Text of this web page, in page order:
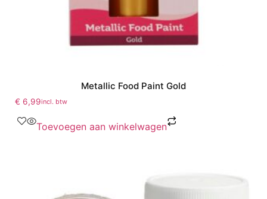
Metallic Food Paint Gold
€ 6,99incl. btw
Toevoegen aan winkelwagen